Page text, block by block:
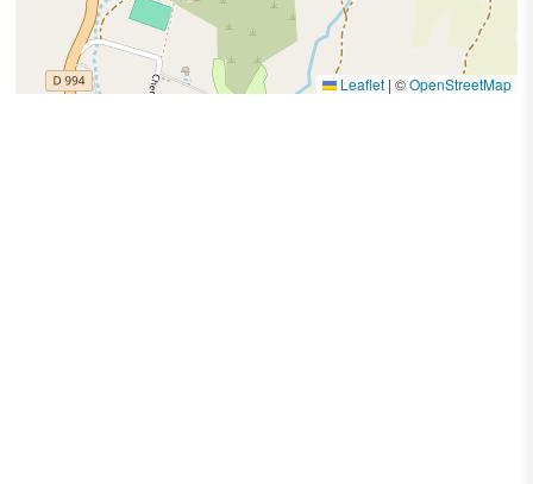
Leaflet | ©OpenStreetMap